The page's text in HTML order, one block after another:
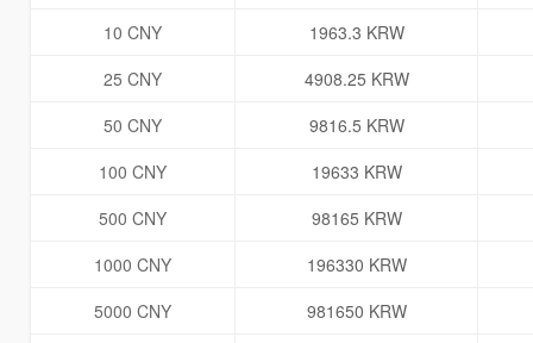
10 CNY
1963.3 KRW
25 CNY
4908.25 KRW
50 CNY
9816.5 KRW
100 CNY
19633 KRW
500 CNY
98165 KRW
1000 CNY
196330 KRW
5000 CNY
981650 KRW